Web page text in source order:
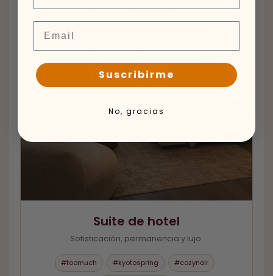
Suite de hotel
Sofisticación, permanencia y lujo.
#toomuch #kyotospring #cozynoir
Suscribirme
No, gracias